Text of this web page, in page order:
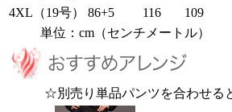
4XL（19号）
86+5 116
109
単位：cm（センチメートル）
☆別売り単品パンツを合わせる